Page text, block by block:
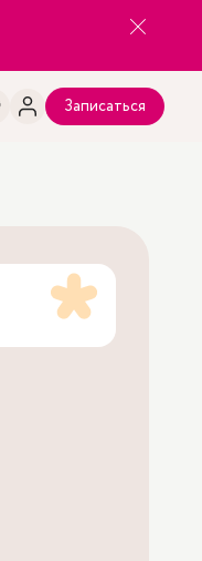
Записаться